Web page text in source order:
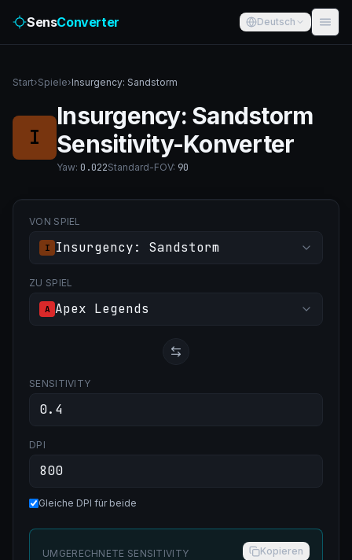
SensConverter Deutsch
Start›Spiele›Insurgency: Sandstorm
I
Insurgency: Sandstorm
Sensitivity-Konverter
Yaw: 0.022Standard-FOV: 90
VON SPIEL
I Insurgency: Sandstorm
ZU SPIEL
A Apex Legends
SENSITIVITY
DPI
Gleiche DPI für beide
UMGERECHNETE SENSITIVITY Kopieren